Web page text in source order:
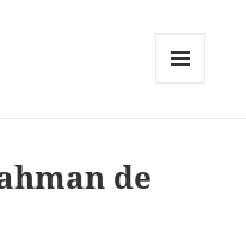
de